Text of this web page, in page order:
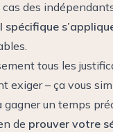
cas des
spécifique
tous les
exiger – ça vous
un temps
de prouver votre